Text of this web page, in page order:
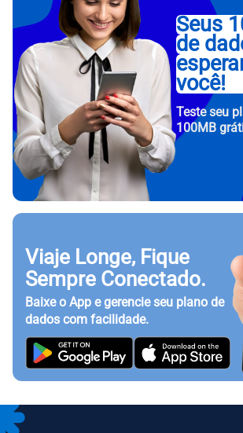
Seus
de
você!
Teste seu
100MB
Viaje Longe, Fique
Sempre Conectado.
Baixe o App e gerencie seu plano de
dados com facilidade.